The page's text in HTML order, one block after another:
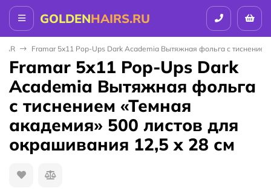
GOLDENHAIRS.RU
Framar 5x11 Pop-Ups Dark Academia Вытяжная фольга с
Framar 5x11 Pop-Ups Dark
Academia Вытяжная фольга
с тиснением «Темная
академия» 500 листов для
окрашивания 12,5 x 28 см